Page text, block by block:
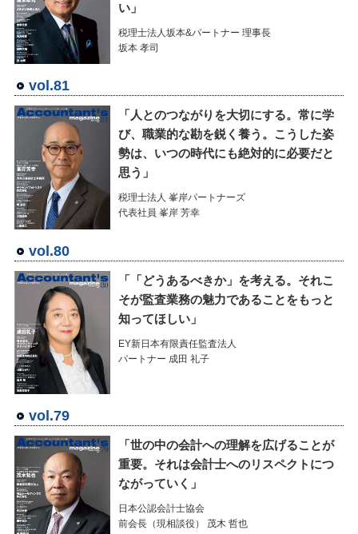
い」
税理士法人坂本&パートナー 理事長
坂本 孝司
vol.81
「人とのつながりを大切にする。常に学
び、職業的な勘を鋭く養う。こうした姿
勢は、いつの時代にも絶対的に必要だと
思う」
税理士法人 峯岸パートナーズ
代表社員 峯岸 芳幸
vol.80
「「どうあるべきか」を考える。それこ
そが監査業務の魅力であることをもっと
知ってほしい」
EY新日本有限責任監査法人
パートナー 成田 礼子
vol.79
「世の中の会計への理解を広げることが
重要。それは会計士へのリスペクトにつ
ながっていく」
日本公認会計士協会
前会長（現相談役） 茂木 哲也